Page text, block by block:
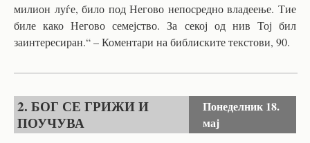
милион луѓе, било под Негово непосредно владеење. Тие
биле како Негово семејство. За секој од нив Тој бил
заинтересиран.“ – Коментари на библиските текстови, 90.
2. БОГ СЕ ГРИЖИ И
ПОУЧУВА
Понеделник 18.
мај